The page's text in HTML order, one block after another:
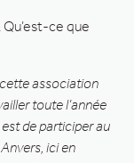
ce que
association
toute l’année
de participer au
ici en